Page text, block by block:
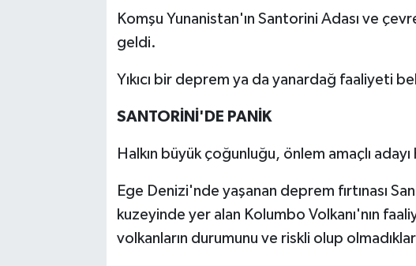
Komşu Yunanistan'ın Santorini Adası ve
geldi.
Yıkıcı bir deprem ya da yanardağ faaliyeti
SANTORİNİ'DE PANİK
Halkın büyük çoğunluğu, önlem amaçlı
Ege Denizi'nde yaşanan deprem fırtınası
kuzeyinde yer alan Kolumbo Volkanı'nın
volkanların durumunu ve riskli olup